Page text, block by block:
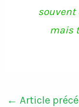
souvent
mais
← Article